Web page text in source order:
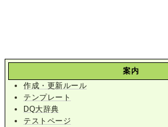
案内
作成・更新ルール
テンプレート
DQ大辞典
テストページ